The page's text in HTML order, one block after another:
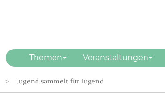
Themen Veranstaltungen
Jugend sammelt für Jugend